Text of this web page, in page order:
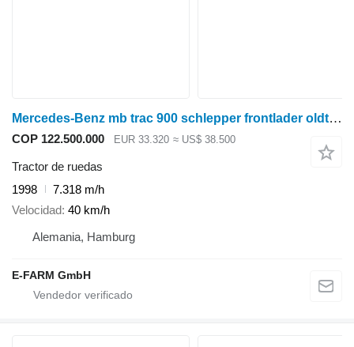
Mercedes-Benz mb trac 900 schlepper frontlader oldtimer 40km/h
COP 122.500.000 EUR 33.320 ≈ US$ 38.500
Tractor de ruedas
1998
7.318 m/h
Velocidad 40 km/h
Alemania, Hamburg
E-FARM GmbH